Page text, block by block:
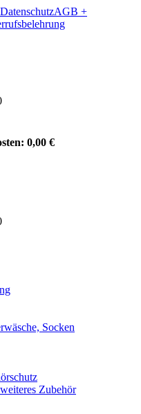
DatenschutzAGB +
0,00 €
Socken
Zubehör